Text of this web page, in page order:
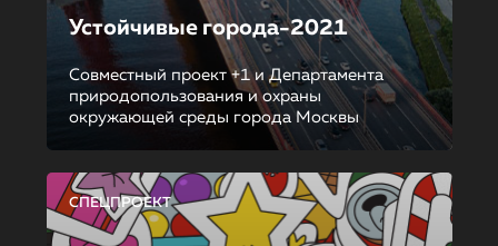
Устойчивые города-2021
Совместный проект +1 и Департамента
природопользования и охраны
окружающей среды города Москвы
СПЕЦПРОЕКТ